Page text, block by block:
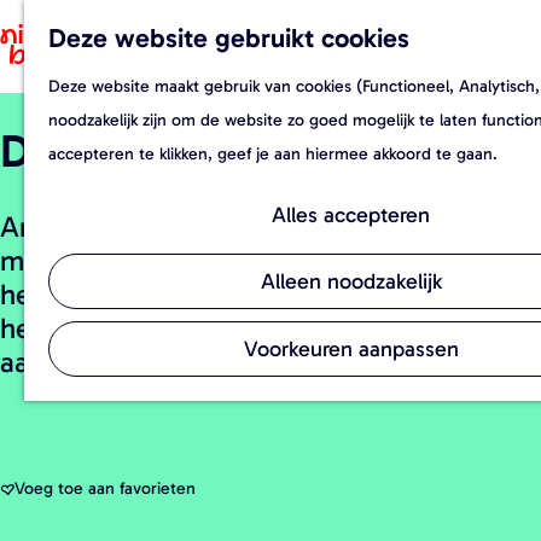
Deze website gebruikt cookies
Deze website maakt gebruik van cookies (Functioneel,
noodzakelijk zijn om de website zo goed mogelijk te laten
accepteren te klikken, geef je aan hiermee akkoord te gaan.
Alles accepteren
Alleen noodzakelijk
Voorkeuren aanpassen
a
a
a
r
d
e
h
e
a
v
o
e
e
o
e
Doe-boerderij An’t Hoag
An’t Hoag is een natuur inclusieve
monumentale doe-boerderij midden in
het natuurrijke agrarische buitengebied in
het Oost-Brabantse Rijkevoort-de Walsert
aan de rand van de Peel. Ant-hoag.nl
Voeg toe aan favorieten
Voeg toe aan favorieten